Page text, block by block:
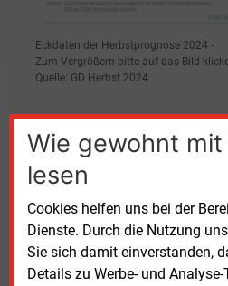
Wie gewohnt
lesen
Cookies helfen uns bei der
Dienste. Durch die Nutzung
Sie sich damit einverstanden,
Details zu Werbe- und
Eckdaten der Herbstprognose 2024 -
Zum Vergrößern bitte auf das Bild
Quelle: GD Herbst 2024
Langsame Erholung erwartet
Die strukturellen
Gutachten zufolge andauern
Bremsen sich nur langsam
zaghafte Erholung von einer
Verbrauchs, der von kräftigen
verfügbaren Einkommen